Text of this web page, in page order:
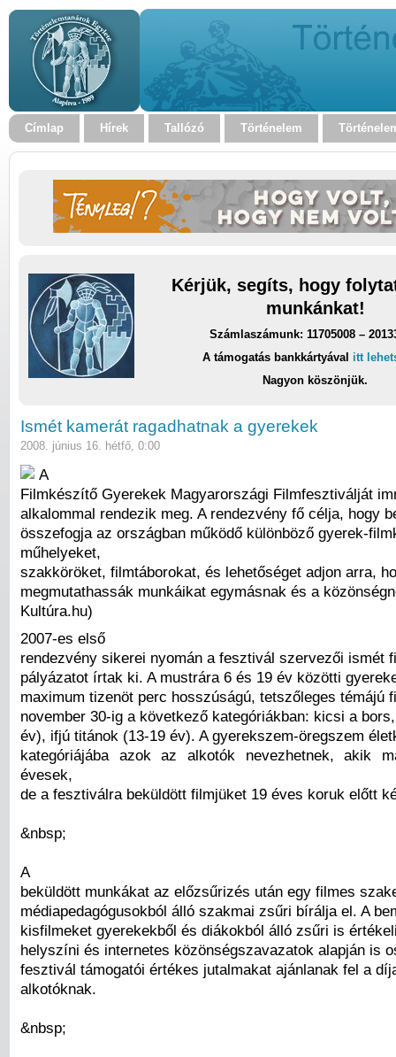
Címlap Hírek Tallózó Történelem
Kérjük, segíts, hogy
munkánkat!
Számlaszámunk: 11705008 –
A támogatás bankkártyával itt
Nagyon köszönjük.
Ismét kamerát ragadhatnak a gyerekek
2008. június 16. hétfő, 0:00
A
Filmkészítő Gyerekek Magyarországi Filmfesztiválját
alkalommal rendezik meg. A rendezvény fő célja, hogy
összefogja az országban működő különböző gyerek-
műhelyeket,
szakköröket, filmtáborokat, és lehetőséget adjon arra,
megmutathassák munkáikat egymásnak és a
Kultúra.hu)
2007-es első
rendezvény sikerei nyomán a fesztivál szervezői ismét
pályázatot írtak ki. A mustrára 6 és 19 év közötti
maximum tizenöt perc hosszúságú, tetszőleges témájú
november 30-ig a következő kategóriákban: kicsi a
év), ifjú titánok (13-19 év). A gyerekszem-öregszem
kategóriájába azok az alkotók nevezhetnek, akik
évesek,
de a fesztiválra beküldött filmjüket 19 éves koruk előtt
&nbsp;
A
beküldött munkákat az előzsűrizés után egy filmes
médiapedagógusokból álló szakmai zsűri bírálja el. A
kisfilmeket gyerekekből és diákokból álló zsűri is
helyszíni és internetes közönségszavazatok alapján is
fesztivál támogatói értékes jutalmakat ajánlanak fel a
alkotóknak.
&nbsp;